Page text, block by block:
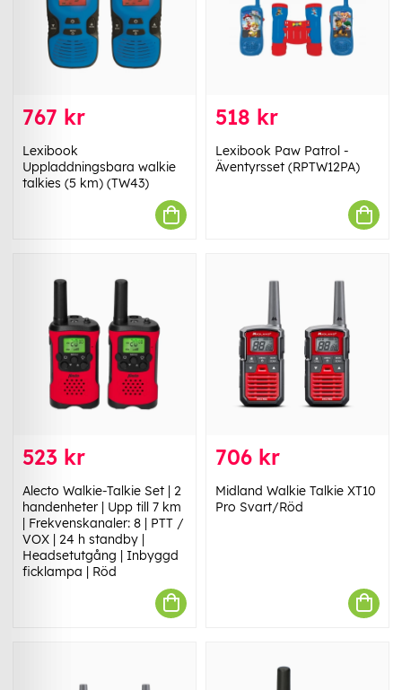
767 kr
Lexibook
Uppladdningsbara walkie
talkies (5 km) (TW43)
518 kr
Lexibook Paw Patrol -
Äventyrsset (RPTW12PA)
523 kr
Alecto Walkie-Talkie Set | 2
handenheter | Upp till 7 km
| Frekvenskanaler: 8 | PTT /
VOX | 24 h standby |
Headsetutgång | Inbyggd
ficklampa | Röd
706 kr
Midland Walkie Talkie XT10
Pro Svart/Röd